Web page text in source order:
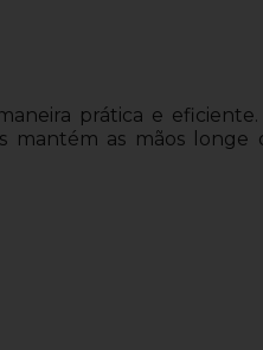
prática e
mantém as mãos